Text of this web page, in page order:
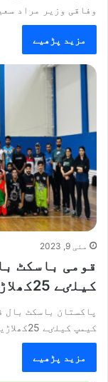
وفاقی وزیر مراد
مزید پڑھیے
مئی 9, 2023
قومی باسکٹ
کیلٸے 25کھلاڑی منتخب
پاکستان باسکٹ بال
کیمپ کیلٸے 25کھلاڑیوں کو شارٹ لسٹ کر لیا جن…
مزید پڑھیے